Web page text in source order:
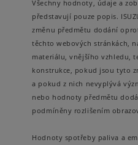
Všechny hodnoty, údaje a
představují pouze popis.
změnu předmětu dodání
těchto webových stránkách,
materiálu, vnějšího vzhledu,
konstrukce, pokud jsou tyto
a pokud z nich nevyplývá
nebo hodnoty předmětu
podmíněny rozlišením
Hodnoty spotřeby paliva a